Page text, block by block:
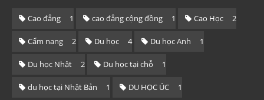
Cao đẳng 1 cao đẳng cộng đồng 1 Cao Học 2
Cẩm nang 2 Du học 4 Du học Anh 1
Du học Nhật 2 Du học tại chỗ 1
du học tại Nhật Bản 1 DU HỌC ÚC 1